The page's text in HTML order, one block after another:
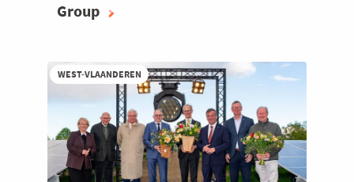
Group
WEST-VLAANDEREN